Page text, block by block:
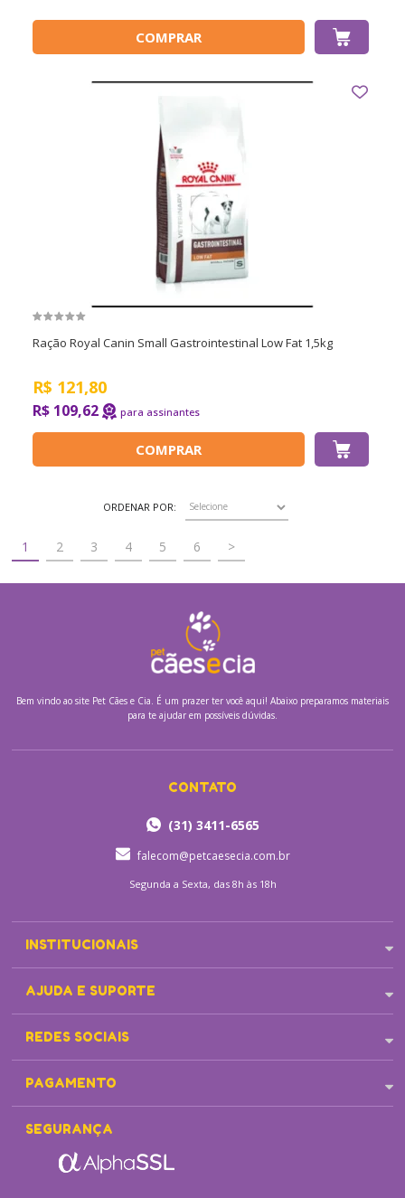
COMPRAR
Ração Royal Canin Small Gastrointestinal Low Fat 1,5kg
R$ 121,80
R$ 109,62
COMPRAR
ORDENAR POR:
1 2 3 4 5 6 >
Bem vindo ao site Pet Cães e Cia. É um prazer ter você aqui! Abaixo preparamos materiais
para te ajudar em possíveis dúvidas.
CONTATO
(31) 3411-6565
falecom@petcaesecia.com.br
Segunda a Sexta, das 8h às 18h
INSTITUCIONAIS
AJUDA E SUPORTE
REDES SOCIAIS
PAGAMENTO
SEGURANÇA